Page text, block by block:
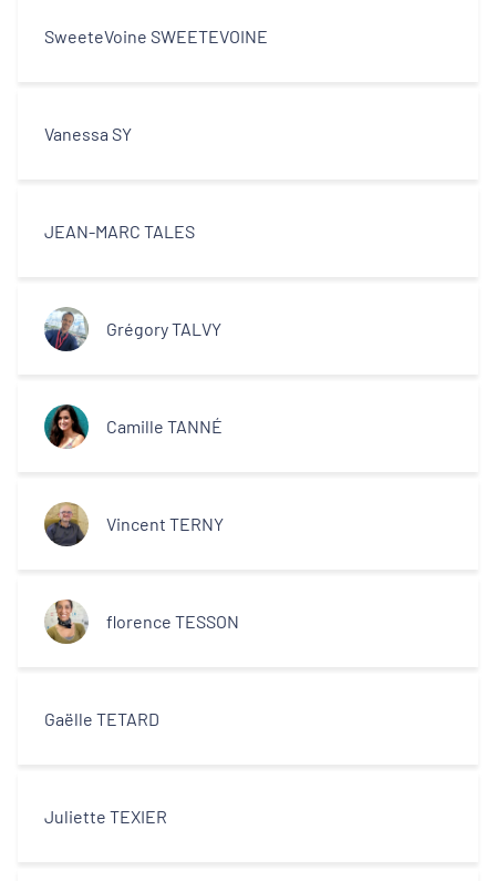
SweeteVoine SWEETEVOINE
Vanessa SY
JEAN-MARC TALES
Grégory TALVY
Camille TANNÉ
Vincent TERNY
florence TESSON
Gaëlle TETARD
Juliette TEXIER